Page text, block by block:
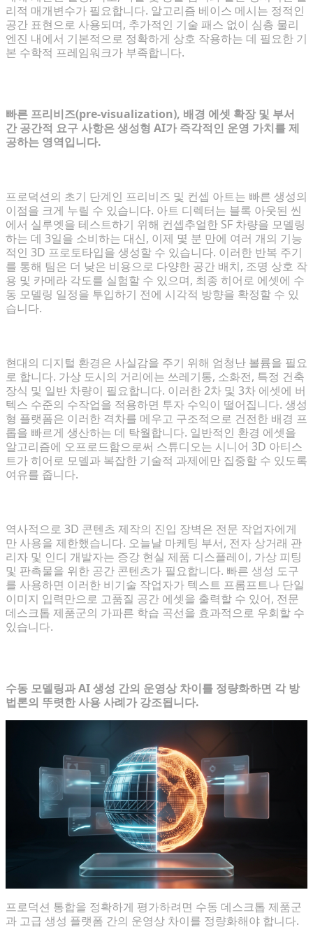
리적 매개변수가 필요합니다. 알고리즘 베이스 메시는 정적인
공간 표현으로 사용되며, 추가적인 기술 패스 없이 심층 물리
엔진 내에서 기본적으로 정확하게 상호 작용하는 데 필요한 기
본 수학적 프레임워크가 부족합니다.
빠른 프리비즈(pre-visualization), 배경 에셋 확장 및 부서
간 공간적 요구 사항은 생성형 AI가 즉각적인 운영 가치를 제
공하는 영역입니다.
프로덕션의 초기 단계인 프리비즈 및 컨셉 아트는 빠른 생성의
이점을 크게 누릴 수 있습니다. 아트 디렉터는 블록 아웃된 씬
에서 실루엣을 테스트하기 위해 컨셉추얼한 SF 차량을 모델링
하는 데 3일을 소비하는 대신, 이제 몇 분 만에 여러 개의 기능
적인 3D 프로토타입을 생성할 수 있습니다. 이러한 반복 주기
를 통해 팀은 더 낮은 비용으로 다양한 공간 배치, 조명 상호 작
용 및 카메라 각도를 실험할 수 있으며, 최종 히어로 에셋에 수
동 모델링 일정을 투입하기 전에 시각적 방향을 확정할 수 있
습니다.
현대의 디지털 환경은 사실감을 주기 위해 엄청난 볼륨을 필요
로 합니다. 가상 도시의 거리에는 쓰레기통, 소화전, 특정 건축
장식 및 일반 차량이 필요합니다. 이러한 2차 및 3차 에셋에 버
텍스 수준의 수작업을 적용하면 투자 수익이 떨어집니다. 생성
형 플랫폼은 이러한 격차를 메우고 구조적으로 건전한 배경 프
롭을 빠르게 생산하는 데 탁월합니다. 일반적인 환경 에셋을
알고리즘에 오프로드함으로써 스튜디오는 시니어 3D 아티스
트가 히어로 모델과 복잡한 기술적 과제에만 집중할 수 있도록
여유를 줍니다.
역사적으로 3D 콘텐츠 제작의 진입 장벽은 전문 작업자에게
만 사용을 제한했습니다. 오늘날 마케팅 부서, 전자 상거래 관
리자 및 인디 개발자는 증강 현실 제품 디스플레이, 가상 피팅
및 판촉물을 위한 공간 콘텐츠가 필요합니다. 빠른 생성 도구
를 사용하면 이러한 비기술 작업자가 텍스트 프롬프트나 단일
이미지 입력만으로 고품질 공간 에셋을 출력할 수 있어, 전문
데스크톱 제품군의 가파른 학습 곡선을 효과적으로 우회할 수
있습니다.
수동 모델링과 AI 생성 간의 운영상 차이를 정량화하면 각 방
법론의 뚜렷한 사용 사례가 강조됩니다.
프로덕션 통합을 정확하게 평가하려면 수동 데스크톱 제품군
과 고급 생성 플랫폼 간의 운영상 차이를 정량화해야 합니다.